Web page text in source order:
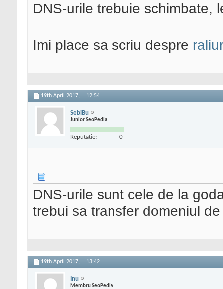
DNS-urile trebuie schimbate,
Imi place sa scriu despre
19th April 2017, 12:54
SebiBu
Junior SeoPedia
Reputatie: 0
DNS-urile sunt cele de la
trebui sa transfer domeniul
19th April 2017, 13:42
Inu
Membru SeoPedia